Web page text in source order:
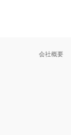
会社概要